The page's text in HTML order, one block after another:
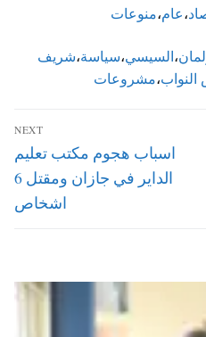
،عام،منوعات
،السيسي،سياسة،شريف
،مشروعات
NEXT
Next
post:
اسباب هجوم مكتب تعليم
الداير في جازان ومقتل 6
اشخاص